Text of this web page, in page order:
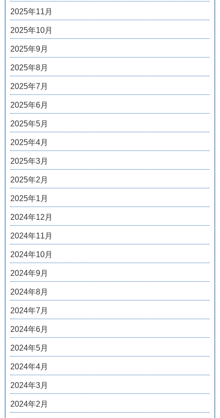
2025年11月
2025年10月
2025年9月
2025年8月
2025年7月
2025年6月
2025年5月
2025年4月
2025年3月
2025年2月
2025年1月
2024年12月
2024年11月
2024年10月
2024年9月
2024年8月
2024年7月
2024年6月
2024年5月
2024年4月
2024年3月
2024年2月